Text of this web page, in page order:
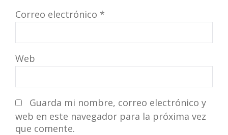
Correo electrónico *
Web
Guarda mi nombre, correo electrónico y
web en este navegador para la próxima vez
que comente.